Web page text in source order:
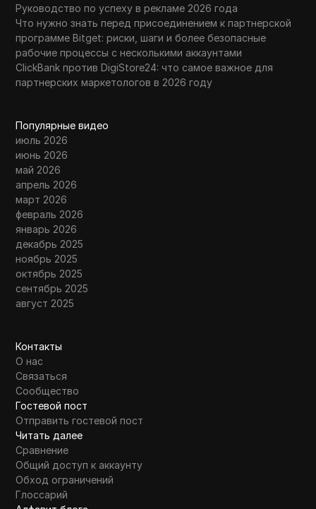
Руководство по успеху в рекламе 2026 года
Что нужно знать перед присоединением к партнерской
программе Bitget: риски, шаги и более безопасные
рабочие процессы с несколькими аккаунтами
ClickBank против DigiStore24: что самое важное для
партнерских маркетологов в 2026 году
Популярные видео
июль 2026
июнь 2026
май 2026
апрель 2026
март 2026
февраль 2026
январь 2026
декабрь 2025
ноябрь 2025
октябрь 2025
сентябрь 2025
август 2025
Контакты
О нас
Связаться
Сообщество
Гостевой пост
Отправить гостевой пост
Читать далее
Сравнение
Общий доступ к аккаунту
Обход ограничений
Глоссарий